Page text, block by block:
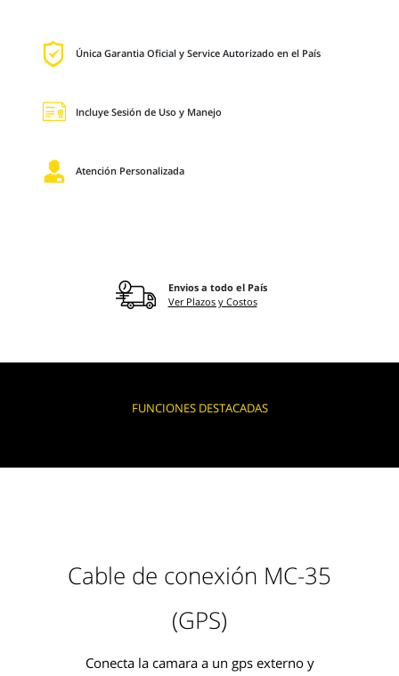
Única Garantia Oficial y Service Autorizado en el País
Incluye Sesión de Uso y Manejo
Atención Personalizada
Envios a todo el País
Ver Plazos y Costos
FUNCIONES DESTACADAS
Cable de conexión MC-35
(GPS)
Conecta la camara a un gps externo y